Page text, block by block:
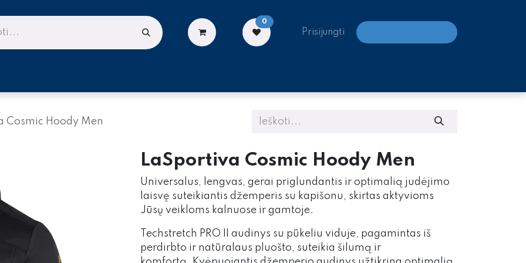
0
Prisijungti
Cosmic Hoody Men
​LaSportiva Cosmic Hoody Men
Universalus, lengvas, gerai priglundantis ir optimalią judėjimo
laisvę suteikiantis džemperis su kapišonu, skirtas aktyvioms
Jūsų veikloms kalnuose ir gamtoje.
Techstretch PRO II audinys su pūkeliu viduje, pagamintas iš
perdirbto ir natūralaus pluošto, suteikia šilumą ir